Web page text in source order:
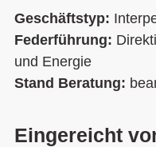
Geschäftstyp:
Federführung:
und Energie
Stand Beratung:
Eingereicht